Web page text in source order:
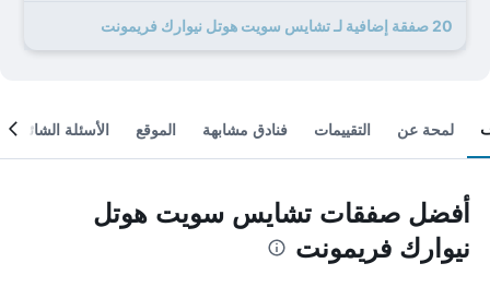
20 صفقة إضافية لـ تشايس سويت هوتل نيوارك فريمونت
لمحة عن التقييمات فنادق مشابهة الموقع الأسئلة الشائعة
أفضل صفقات تشايس سويت هوتل
نيوارك فريمونت